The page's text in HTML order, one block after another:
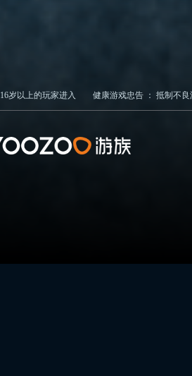
16岁以上的玩家进入 健康游戏忠告 ： 抵制不良